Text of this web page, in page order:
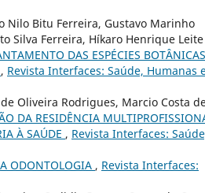
Nilo Bitu Ferreira, Gustavo Marinho
Silva Ferreira, Híkaro Henrique Leite
DAS ESPÉCIES BOTÂNICAS
, Revista Interfaces: Saúde, Humanas
Oliveira Rodrigues, Marcio Costa
DA RESIDÊNCIA
À SAÚDE , Revista Interfaces:
ODONTOLOGIA , Revista Interfaces: